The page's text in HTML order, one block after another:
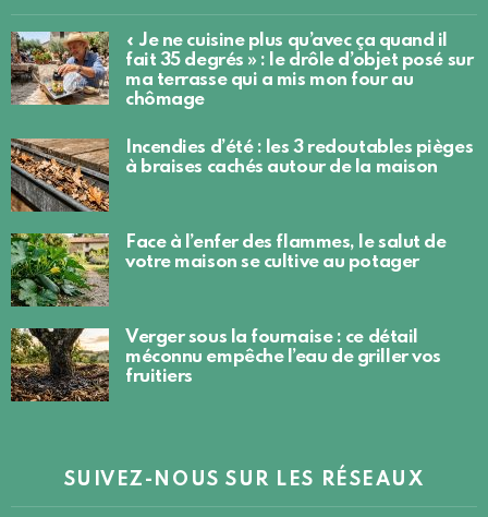
« Je ne cuisine plus qu’avec ça quand il
fait 35 degrés » : le drôle d’objet posé sur
ma terrasse qui a mis mon four au
chômage
Incendies d’été : les 3 redoutables pièges
à braises cachés autour de la maison
Face à l’enfer des flammes, le salut de
votre maison se cultive au potager
Verger sous la fournaise : ce détail
méconnu empêche l’eau de griller vos
fruitiers
SUIVEZ-NOUS SUR LES RÉSEAUX